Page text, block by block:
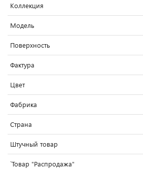
Коллекция
Модель
Поверхность
Фактура
Цвет
Фабрика
Страна
Штучный товар
`Товар "Распродажа"